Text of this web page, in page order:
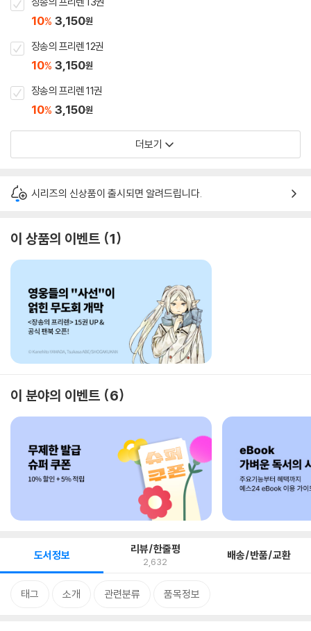
10% 3,150원
장송의 프리렌 12권
10% 3,150원
장송의 프리렌 11권
10% 3,150원
더보기
시리즈의 신상품이 출시되면 알려드립니다.
이 상품의 이벤트 1
이 분야의 이벤트 6
도서정보 리뷰/한줄평
2,632 배송/반품/교환
태그 소개 관련분류 품목정보